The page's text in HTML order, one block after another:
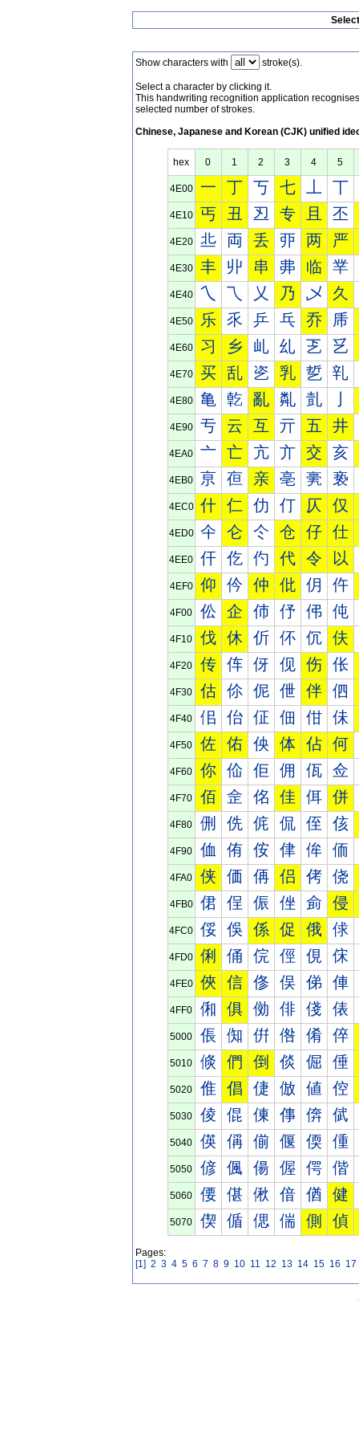
Show characters with stroke(s).
Select a character by clicking it.
This handwriting recognition application
selected number of strokes.
Chinese, Japanese and Korean (CJK) unified
hex 0 1 2 3 4 5
4E00 一 丁 丂 七 丅
4E10 丐 丑 丒 专 且 丕
4E20 丠 両 丢 丣 两 严
4E30 丰 丱 串 丳 临 丵
4E40 乀 乁 乂 乃 乄 久
4E50 乐 乑 乒 乓 乔 乕
4E60 习 乡 乢 乣 乤 乥
4E70 买 乱 乲 乳 乴 乵
4E80 亀 亁 亂 亃 亄
4E90 亐 云 互 亓 五 井
4EA0 亠 亡 亢 亣 交 亥
4EB0 亰 亱 亲 亳 亴 亵
4EC0 什 仁 仂 仃 仄 仅
4ED0 仐 仑 仒 仓 仔 仕
4EE0 仠 仡 仢 代 令 以
4EF0 仰 仱 仲 仳 仴 仵
4F00 伀 企 伂 伃 伄 伅
4F10 伐 休 伒 伓 伔 伕
4F20 传 伡 伢 伣 伤 伥
4F30 估 伱 伲 伳 伴 伵
4F40 佀 佁 佂 佃 佄 佅
4F50 佐 佑 佒 体 佔 何
4F60 你 佡 佢 佣 佤 佥
4F70 佰 佱 佲 佳 佴 併
4F80 侀 侁 侂 侃 侄 侅
4F90 侐 侑 侒 侓 侔 侕
4FA0 侠 価 侢 侣 侤 侥
4FB0 侰 侱 侲 侳 侴 侵
4FC0 俀 俁 係 促 俄 俅
4FD0 俐 俑 俒 俓 俔 俕
4FE0 俠 信 俢 俣 俤 俥
4FF0 俰 俱 俲 俳 俴 俵
5000 倀 倁 倂 倃 倄 倅
5010 倐 們 倒 倓 倔 倕
5020 倠 倡 倢 倣 値 倥
5030 倰 倱 倲 倳 倴 倵
5040 偀 偁 偂 偃 偄 偅
5050 偐 偑 偒 偓 偔 偕
5060 偠 偡 偢 偣 偤 健
5070 偰 偱 偲 偳 側 偵
Pages:
[1] 2 3 4 5 6 7 8 9 10 11 12 13 14 15 16 17